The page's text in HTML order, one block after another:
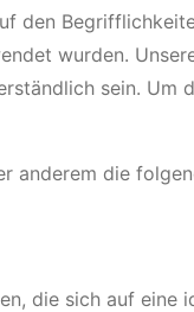
den
wurden.
sein.
anderem die
die sich auf